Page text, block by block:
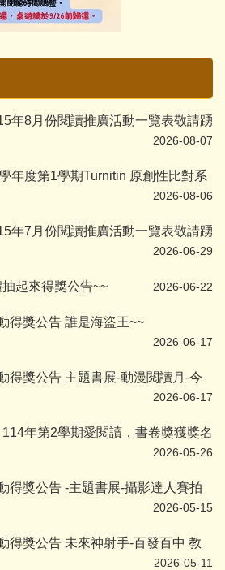
年8月份閱讀推廣活動一覽表敬請踴
2026-08-07
年度第1學期Turnitin 原創性比對系
2026-08-06
年7月份閱讀推廣活動一覽表敬請踴
2026-06-29
起來得獎公告~~ 2026-06-22
得獎公告 誰是海盜王~~
2026-06-17
得獎公告 主題書展-動漫閱讀月-今
2026-06-17
114年第2學期愛閱讀，書卷獎獲獎名
2026-05-26
得獎公告 -主題書展-攝影達人賽拍
2026-05-15
得獎公告 未來神射手-百發百中 教
2026-05-11